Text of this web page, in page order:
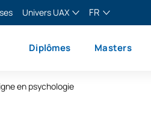
Univers UAX
FR
English
Italiano
Diplômes Masters
en psychologie